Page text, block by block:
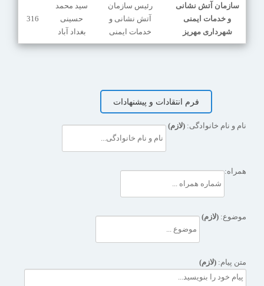
سازمان آتش نشانی
و خدمات ایمنی
شهرداری مهریز
رئیس سازمان
آتش نشانی و
خدمات ایمنی
سید محمد
حسینی
بغداد آباد
316
فرم انتقادات و پیشنهادات
نام و نام خانوادگی: (لازم)
همراه:
موضوع: (لازم)
متن پیام: (لازم)